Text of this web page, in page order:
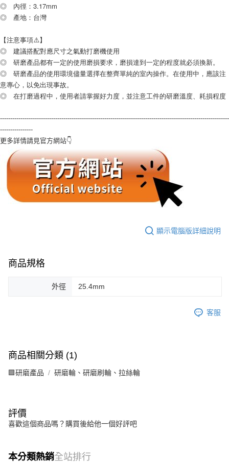
◎ 內徑：3.17mm
◎ 產地：台灣
【注意事項⚠️】
◎ 建議搭配對應尺寸之氣動打磨機使用
◎ 研磨產品都有一定的使用磨損要求，磨損達到一定的程度就必須換新。
◎ 研磨產品的使用環境儘量選擇在整齊單純的室內操作。在使用中，應該注
意專心，以免出現事故。
◎ 在打磨過程中，使用者請掌握好力度，並注意工件的研磨溫度、耗損程度
----------------------------------------------------------------------------------------------------------------
----------------
更多詳情請見官方網站👇
顯示電腦版詳細說明
商品規格
外徑 25.4mm
客服
商品相關分類 (1)
🟪研磨產品 研磨輪、研磨刷輪、拉絲輪
評價
喜歡這個商品嗎？購買後給他一個好評吧
本分類熱銷全站排行